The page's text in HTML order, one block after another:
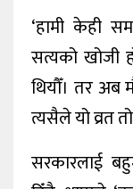
‘हामी केही
सत्यको खोजी
थियौँ। तर अब
त्यसैले यो व्रत
सरकारलाई